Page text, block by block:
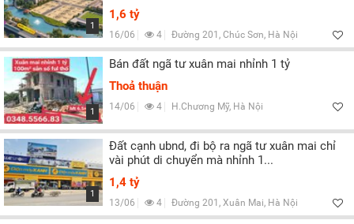
1
1,6 tỷ
16/06 4 Đường 201, Chúc Sơn, Hà Nội
1
Bán đất ngã tư xuân mai nhỉnh 1 tỷ
Thoả thuận
14/06 4 H.Chương Mỹ, Hà Nội
1
Đất cạnh ubnd, đi bộ ra ngã tư xuân mai chỉ
vài phút di chuyển mà nhỉnh 1...
1,4 tỷ
13/06 4 Đường 201, Xuân Mai, Hà Nội